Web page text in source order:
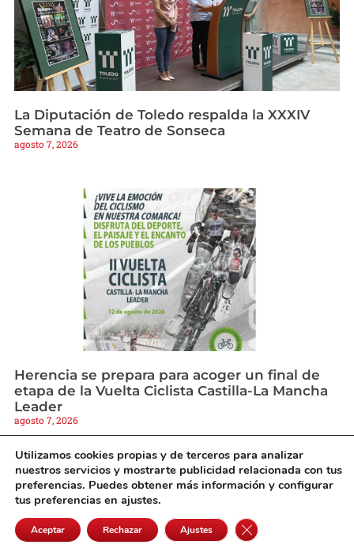
La Diputación de Toledo respalda la XXXIV
Semana de Teatro de Sonseca
agosto 7, 2026
Herencia se prepara para acoger un final de
etapa de la Vuelta Ciclista Castilla-La Mancha
Leader
agosto 7, 2026
Utilizamos cookies propias y de terceros para analizar
nuestros servicios y mostrarte publicidad relacionada con tus
preferencias. Puedes obtener más información y configurar
tus preferencias en ajustes.
Aceptar Rechazar Ajustes Cerrar el banner de